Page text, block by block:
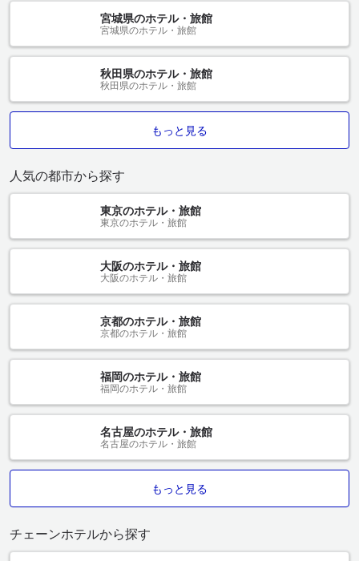
宮城県のホテル・旅館
宮城県のホテル・旅館
秋田県のホテル・旅館
秋田県のホテル・旅館
もっと見る
人気の都市から探す
東京のホテル・旅館
東京のホテル・旅館
大阪のホテル・旅館
大阪のホテル・旅館
京都のホテル・旅館
京都のホテル・旅館
福岡のホテル・旅館
福岡のホテル・旅館
名古屋のホテル・旅館
名古屋のホテル・旅館
もっと見る
チェーンホテルから探す